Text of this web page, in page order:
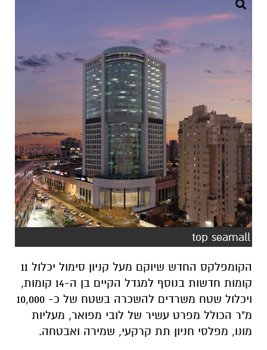
top seamall
הקומפלקס החדש שיוקם מעל קניון סימול יכלול 11
קומות חדשות בנוסף למגדל הקיים בן ה-14 קומות,
ויכלול שטח משרדים להשכרה בשטח של כ- 10,000
מ"ר הכולל מפרט עשיר של לובי מפואר, מעליות
מונו, מפלסי חניון תת קרקעי, שמירה ואבטחה.